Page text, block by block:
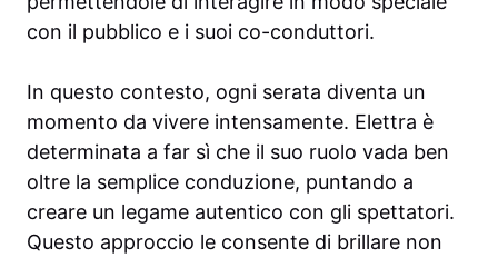
con il pubblico e i suoi co-conduttori.
In questo contesto, ogni serata diventa un
momento da vivere intensamente. Elettra è
determinata a far sì che il suo ruolo vada ben
oltre la semplice conduzione, puntando a
creare un legame autentico con gli spettatori.
Questo approccio le consente di brillare non